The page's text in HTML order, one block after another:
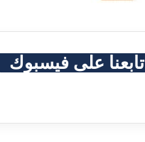
تابعنا على فيسبوك